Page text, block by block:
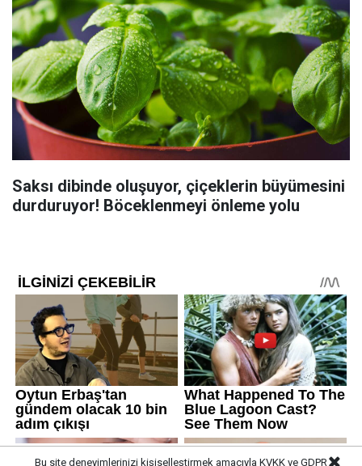
Saksı dibinde oluşuyor, çiçeklerin büyümesini
durduruyor! Böceklenmeyi önleme yolu
Bu site deneyimlerinizi kişiselleştirmek amacıyla KVKK ve GDPR